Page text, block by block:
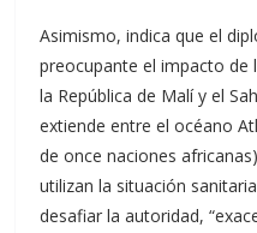
Asimismo, indica que el
preocupante el impacto de
la República de Malí y el
extiende entre el océano
de once naciones
utilizan la situación
desafiar la autoridad,